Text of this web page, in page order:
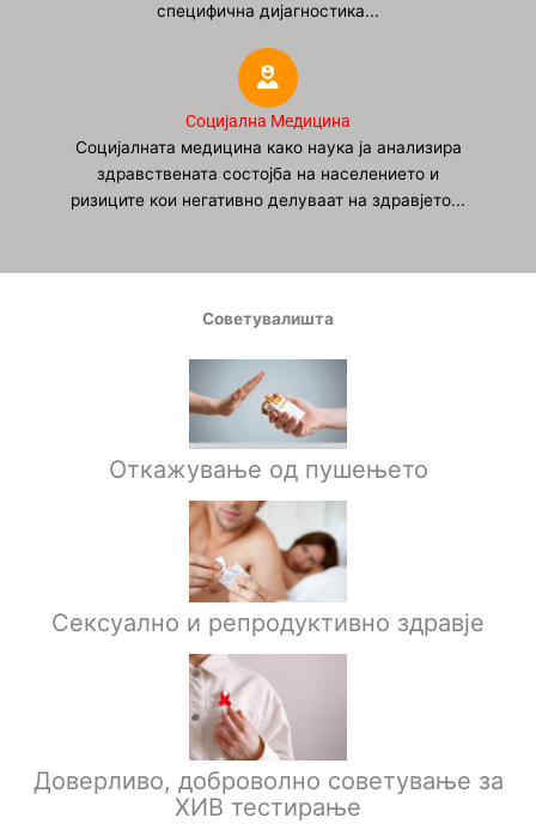
специфична дијагностика...
Социјална Медицина
Социјалната медицина како наука ја анализира
здравствената состојба на населението и
ризиците кои негативно делуваат на здравјето...
Советувалишта
Откажување од пушењето
Сексуално и репродуктивно здравје
Доверливо, доброволно советување за
ХИВ тестирање